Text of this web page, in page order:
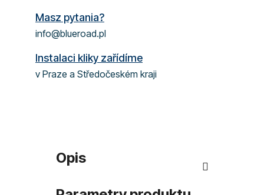
Masz pytania?
info@blueroad.pl
Instalaci kliky zařídíme
v Praze a Středočeském kraji
Opis